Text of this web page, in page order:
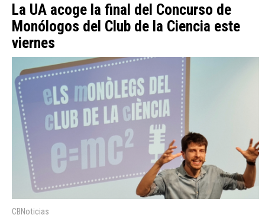
La UA acoge la final del Concurso de
Monólogos del Club de la Ciencia este
viernes
CBNoticias